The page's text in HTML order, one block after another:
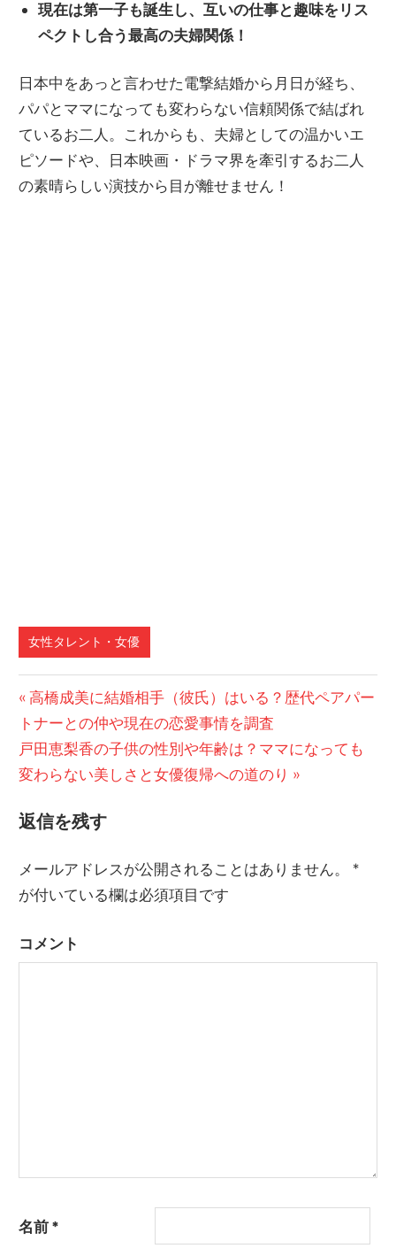
現在は第一子も誕生し、互いの仕事と趣味をリス
ペクトし合う最高の夫婦関係！
日本中をあっと言わせた電撃結婚から月日が経ち、
パパとママになっても変わらない信頼関係で結ばれ
ているお二人。これからも、夫婦としての温かいエ
ピソードや、日本映画・ドラマ界を牽引するお二人
の素晴らしい演技から目が離せません！
女性タレント・女優
投
稿
ナ
ビ
ゲ
ー
ョ
前
の
記
事:
高橋成美に結婚相手（彼氏）はいる？歴代ペアパー
トナーとの仲や現在の恋愛事情を調査
次
の
事:
戸田恵梨香の子供の性別や年齢は？ママになっても
変わらない美しさと女優復帰への道のり
返信を残す
メールアドレスが公開されることはありません。
*
が付いている欄は必須項目です
コメント
名前*